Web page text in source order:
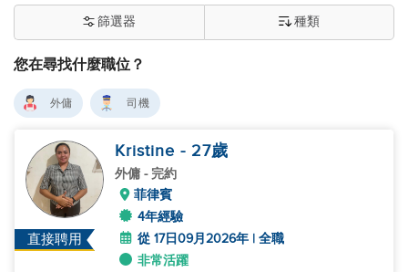
您在尋找什麼職位？
篩選器 種類
外傭 司機
直接聘用
Kristine - 27歲
外傭 - 完約
菲律賓
4年經驗
從 17日09月2026年 | 全職
非常活躍